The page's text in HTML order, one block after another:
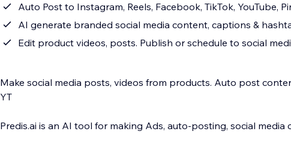
Auto Post to Instagram, Reels, Facebook, TikTok, YouTube,
AI generate branded social media content, captions &
Edit product videos, posts. Publish or schedule to social
Make social media posts, videos from products. Auto post
YT
Predis.ai is an AI tool for making Ads, auto-posting, social media